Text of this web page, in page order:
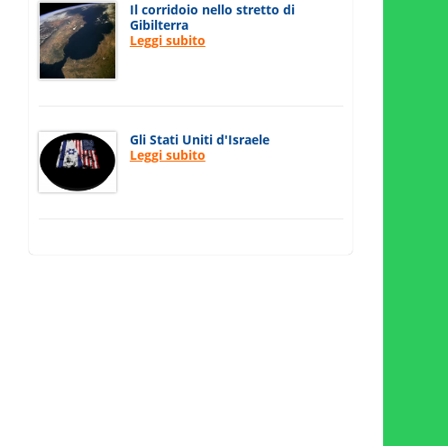
Il corridoio nello stretto di
Gibilterra
Leggi subito
Gli Stati Uniti d'Israele
Leggi subito